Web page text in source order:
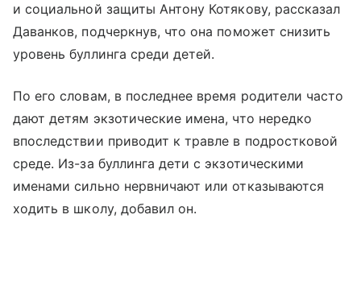
и социальной защиты Антону Котякову, рассказал
Даванков, подчеркнув, что она поможет снизить
уровень буллинга среди детей.
По его словам, в последнее время родители часто
дают детям экзотические имена, что нередко
впоследствии приводит к травле в подростковой
среде. Из-за буллинга дети с экзотическими
именами сильно нервничают или отказываются
ходить в школу, добавил он.